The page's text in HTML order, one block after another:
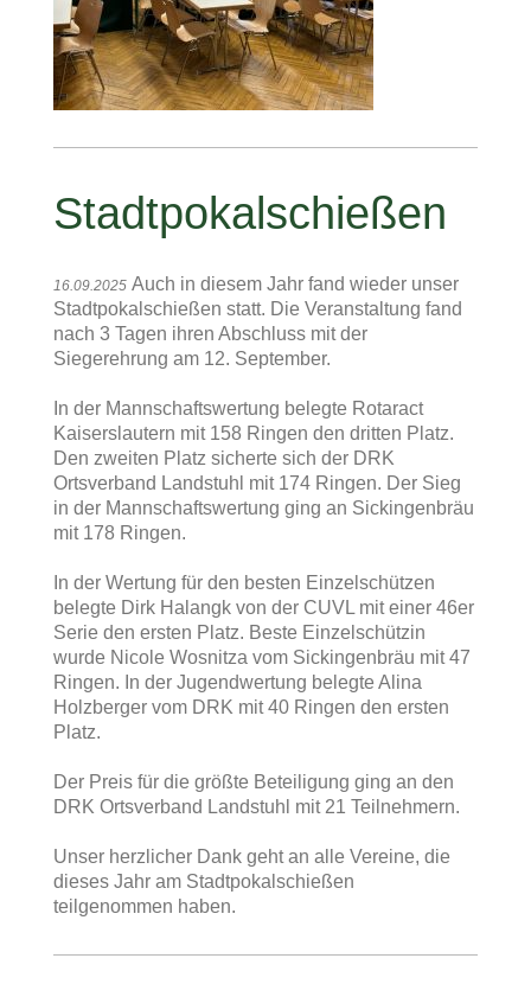
Stadtpokalschießen
16.09.2025 Auch in diesem Jahr fand wieder unser
Stadtpokalschießen statt. Die Veranstaltung fand
nach 3 Tagen ihren Abschluss mit der
Siegerehrung am 12. September.
In der Mannschaftswertung belegte Rotaract
Kaiserslautern mit 158 Ringen den dritten Platz.
Den zweiten Platz sicherte sich der DRK
Ortsverband Landstuhl mit 174 Ringen. Der Sieg
in der Mannschaftswertung ging an Sickingenbräu
mit 178 Ringen.
In der Wertung für den besten Einzelschützen
belegte Dirk Halangk von der CUVL mit einer 46er
Serie den ersten Platz. Beste Einzelschützin
wurde Nicole Wosnitza vom Sickingenbräu mit 47
Ringen. In der Jugendwertung belegte Alina
Holzberger vom DRK mit 40 Ringen den ersten
Platz.
Der Preis für die größte Beteiligung ging an den
DRK Ortsverband Landstuhl mit 21 Teilnehmern.
Unser herzlicher Dank geht an alle Vereine, die
dieses Jahr am Stadtpokalschießen
teilgenommen haben.